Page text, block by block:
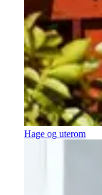
Hage og uterom